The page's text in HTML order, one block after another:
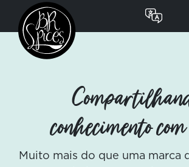
conhecimento
Muito mais do que uma marca